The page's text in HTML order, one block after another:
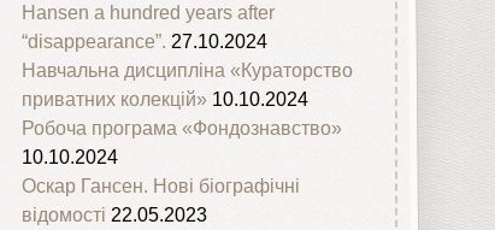
Hansen a hundred years after
“disappearance”. 27.10.2024
Навчальна дисципліна «Кураторство
приватних колекцій» 10.10.2024
Робоча програма «Фондознавство»
10.10.2024
Оскар Гансен. Нові біографічні
відомості 22.05.2023